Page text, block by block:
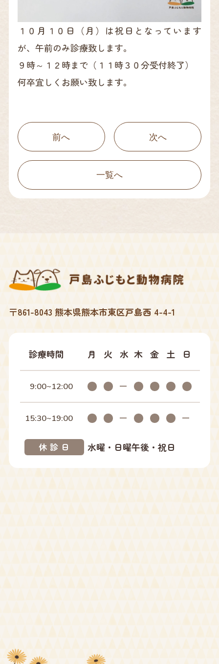
１０月１０日（月）は祝日となっています
が、午前のみ診療致します。
９時～１２時まで（１１時３０分受付終了）
何卒宜しくお願い致します。
前へ
一覧へ
次へ
〒861-8043 熊本県熊本市東区戸島西 4-4-1
診療時間 月 火 水 木 金 土 日
9:00~12:00
15:30~19:00
休診日 水曜・日曜午後・祝日